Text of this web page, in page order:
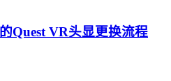
Quest VR头显更换流程